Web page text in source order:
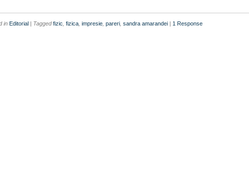
in Editorial | Taggedfizic fizica impresie pareri sandra amarandei | 1 Response